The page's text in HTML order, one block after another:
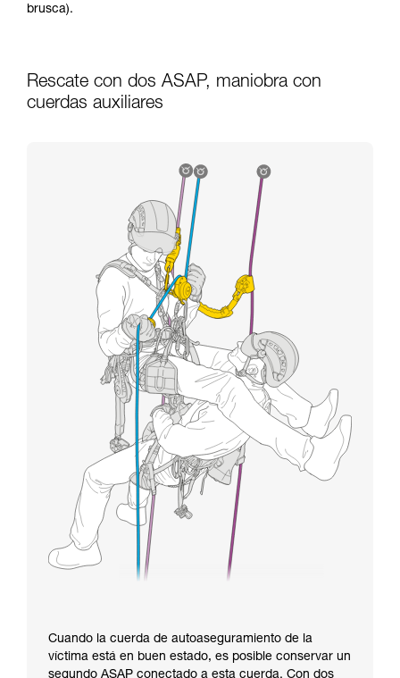
brusca).
Rescate con dos ASAP, maniobra con
cuerdas auxiliares
Cuando la cuerda de autoaseguramiento de la
víctima está en buen estado, es posible conservar un